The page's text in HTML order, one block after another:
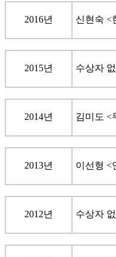
2016년 신현숙 <
2015년 수상자
2014년 김미도 <
2013년 이선형 <
2012년 수상자